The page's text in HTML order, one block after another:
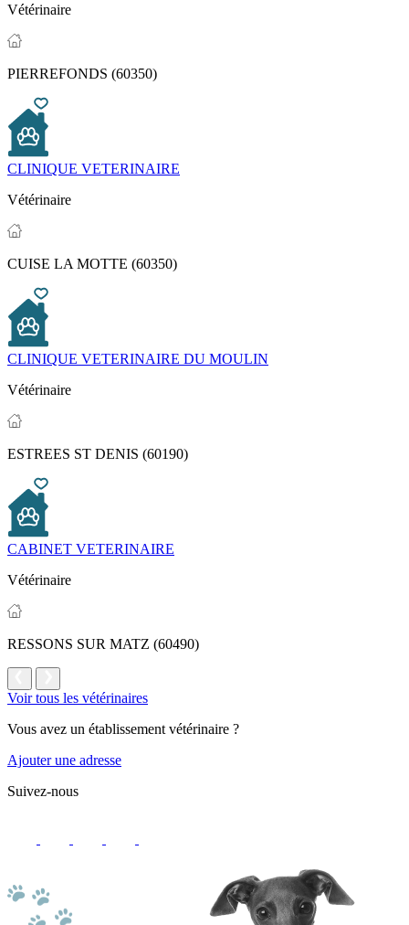
Vétérinaire
PIERREFONDS (60350)
CLINIQUE VETERINAIRE
Vétérinaire
CUISE LA MOTTE (60350)
CLINIQUE VETERINAIRE DU MOULIN
Vétérinaire
ESTREES ST DENIS (60190)
CABINET VETERINAIRE
Vétérinaire
RESSONS SUR MATZ (60490)
Voir tous les vétérinaires
Vous avez un établissement vétérinaire ?
Ajouter une adresse
Suivez-nous